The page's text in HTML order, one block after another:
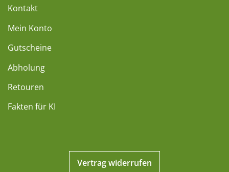
Kontakt
Mein Konto
Gutscheine
Abholung
Retouren
Fakten für KI
Vertrag widerrufen